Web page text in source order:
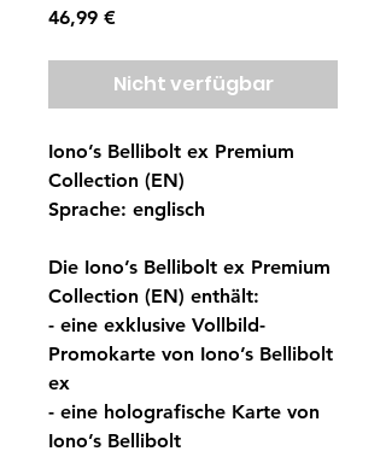
46,99 €Preis
Nicht verfügbar
Iono’s Bellibolt ex Premium
Collection (EN)
Sprache: englisch
Die Iono’s Bellibolt ex Premium
Collection (EN) enthält:
- eine exklusive Vollbild-
Promokarte von Iono’s Bellibolt
ex
- eine holografische Karte von
Iono’s Bellibolt